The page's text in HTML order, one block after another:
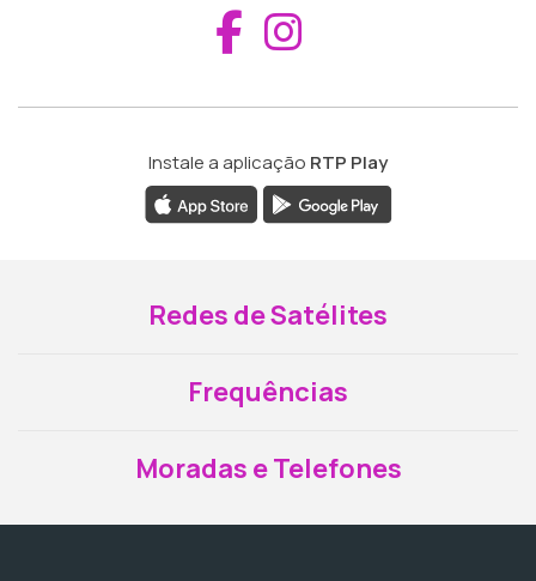
Aceder ao
Instale a aplicação RTP Play
Redes de Satélites
Frequências
Moradas e Telefones